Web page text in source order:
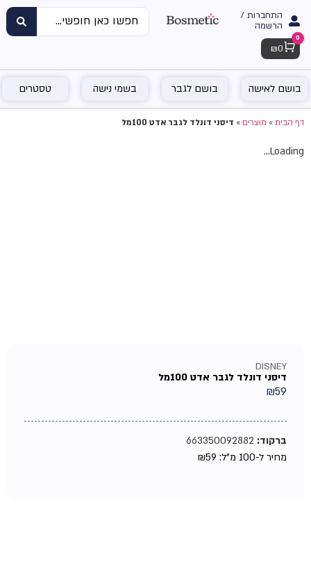
התחברות /
הרשמה
Cart
0
₪ 0
בושם לאישה בושם לגבר בשמי נישה טסטרים
דף הבית»מוצרים»דיסני דונלד לגבר אדט 100מל
Loading...
DISNEY
דיסני דונלד לגבר אדט 100מל
₪59
ברקוד:663350092882
מחיר ל-100 מ"ל:
₪59